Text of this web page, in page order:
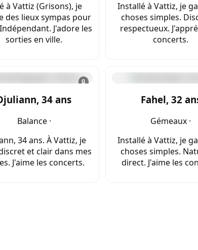
à Vattiz (Grisons), je
des lieux sympas pour
J'adore les
sorties en ville.
Installé à Vattiz, je
choses simples.
respectueux.
concerts.
🔒
34 ans
Balance ·
34 ans. À Vattiz, je
et clair dans mes
J'aime les concerts.
Fahel, 32
Gémeaux ·
Installé à Vattiz, je
choses simples.
direct. J'aime les